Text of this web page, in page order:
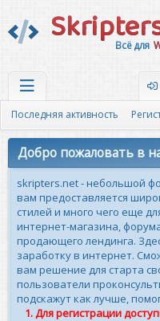
Всё для
Последняя активность
Добро пожаловать в
skripters.net - небольшой
вам предоставляется
стилей и много чего еще
интернет-магазина,
продающего лендинга.
заработку в интернет.
вам решение для старта
пользователи
подскажут как лучше,
1. Для регистрации